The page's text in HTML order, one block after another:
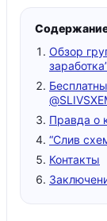
Обзор
Правда о
“Слив
Контакты